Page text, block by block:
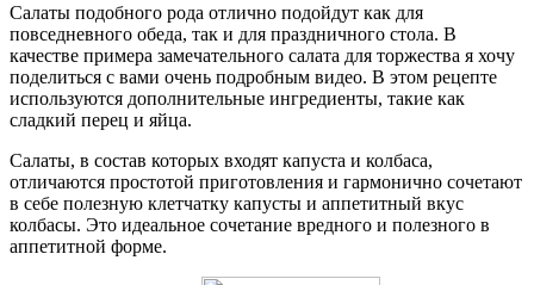
Салаты подобного рода отлично подойдут как для
повседневного обеда, так и для праздничного стола. В
качестве примера замечательного салата для торжества я хочу
поделиться с вами очень подробным видео. В этом рецепте
используются дополнительные ингредиенты, такие как
сладкий перец и яйца.
Салаты, в состав которых входят капуста и колбаса,
отличаются простотой приготовления и гармонично сочетают
в себе полезную клетчатку капусты и аппетитный вкус
колбасы. Это идеальное сочетание вредного и полезного в
аппетитной форме.